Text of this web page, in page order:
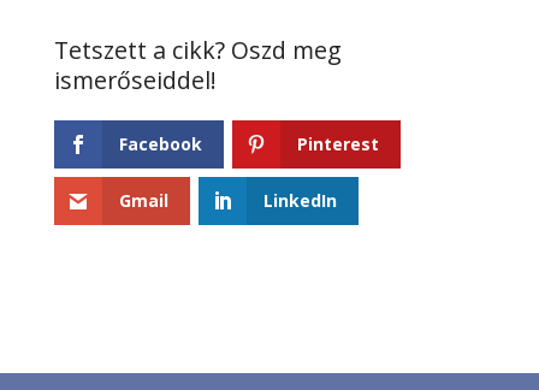
Facebook Pinterest
Gmail LinkedIn